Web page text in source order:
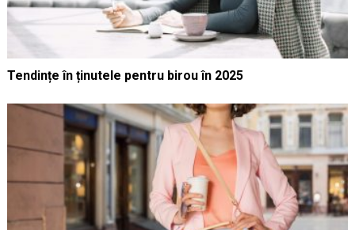
Tendințe în ținutele pentru birou în 2025